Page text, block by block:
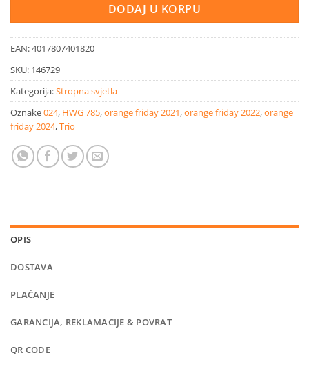
DODAJ U KORPU
EAN:4017807401820
SKU: 146729
Kategorija:Stropna svjetla
Oznake024, HWG 785,orange friday 2021,orange friday 2022,orange
friday 2024,Trio
OPIS
DOSTAVA
PLAĆANJE
GARANCIJA, REKLAMACIJE & POVRAT
QR CODE